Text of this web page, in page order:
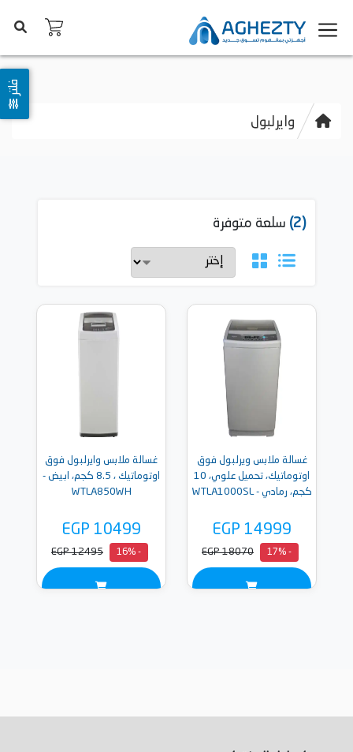
وايرلبول
فلتر
(2) سلعة متوفرة
غسالة ملابس ويرلبول فوق
اوتوماتيك، تحميل علوي، 10
كجم، رمادي - WTLA1000SL
EGP 14999
- 17%
EGP 18070
غسالة ملابس وايرلبول فوق
اوتوماتيك ، 8.5 كجم، ابيض -
WTLA850WH
EGP 10499
- 16%
EGP 12495